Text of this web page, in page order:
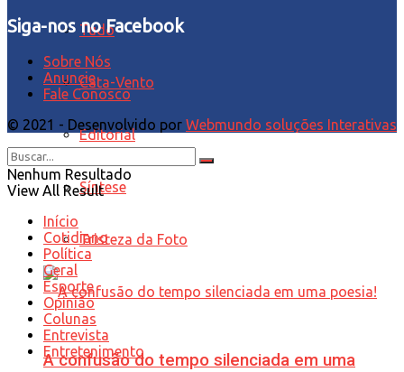
Tudo
Cata-Vento
Editorial
Síntese
Tristeza da Foto
A confusão do tempo silenciada em uma
Siga-nos no Facebook
Sobre Nós
Anuncie
Fale Conosco
© 2021 - Desenvolvido por Webmundo soluções Interativas
Nenhum Resultado
View All Result
Início
Cotidiano
Política
Geral
Esporte
Opinião
Colunas
Entrevista
Entretenimento